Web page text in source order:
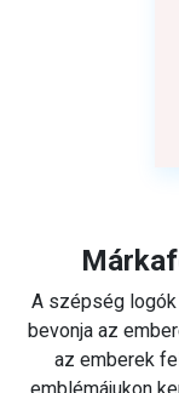
A szépség
bevonja az
az emberek